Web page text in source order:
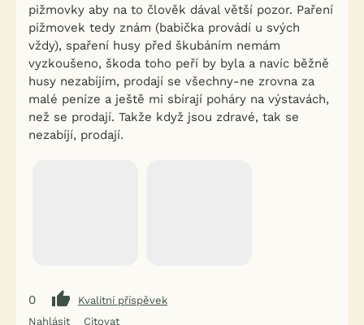
pižmovky aby na to člověk dával větší pozor. Paření
pižmovek tedy znám (babička provádí u svých
vždy), spaření husy před škubáním nemám
vyzkoušeno, škoda toho peří by byla a navíc běžně
husy nezabíjím, prodají se všechny-ne zrovna za
malé peníze a ještě mi sbírají poháry na výstavách,
než se prodají. Takže když jsou zdravé, tak se
nezabíjí, prodají.
0
Kvalitní příspěvek
Nahlásit
Citovat